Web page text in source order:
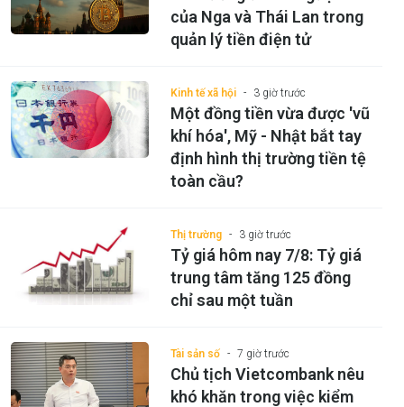
của Nga và Thái Lan trong
quản lý tiền điện tử
Kinh tế xã hội 3 giờ trước
Một đồng tiền vừa được 'vũ
khí hóa', Mỹ - Nhật bắt tay
định hình thị trường tiền tệ
toàn cầu?
Thị trường 3 giờ trước
Tỷ giá hôm nay 7/8: Tỷ giá
trung tâm tăng 125 đồng
chỉ sau một tuần
Tài sản số 7 giờ trước
Chủ tịch Vietcombank nêu
khó khăn trong việc kiểm